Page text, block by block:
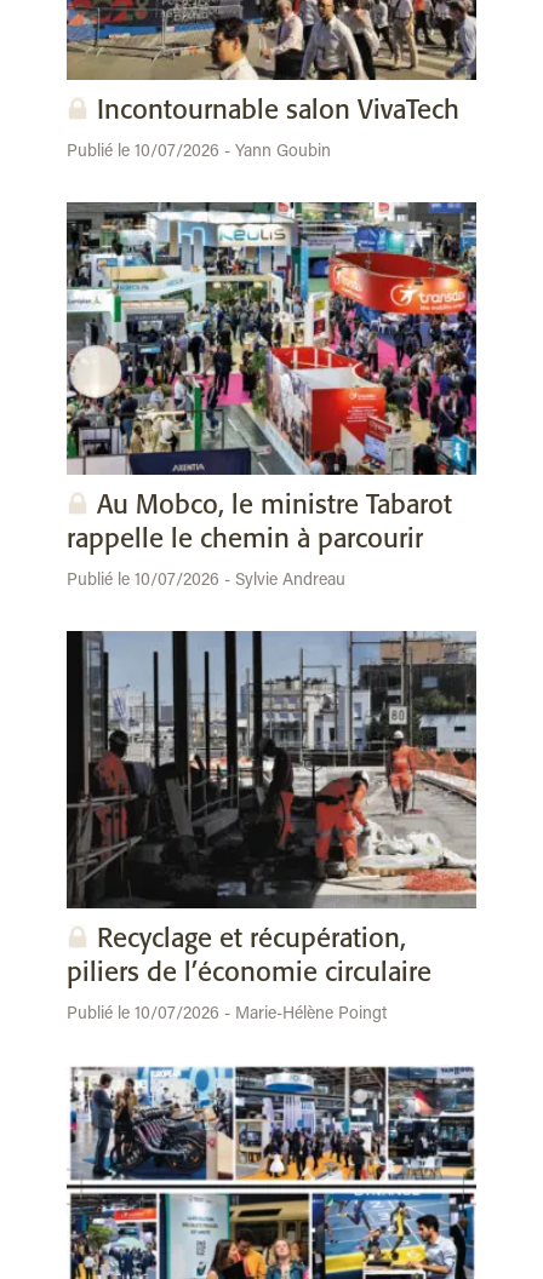
Incontournable salon VivaTech
Publié le 10/07/2026 - Yann Goubin
Au Mobco, le ministre Tabarot
rappelle le chemin à parcourir
Publié le 10/07/2026 - Sylvie Andreau
Recyclage et récupération,
piliers de l’économie circulaire
Publié le 10/07/2026 - Marie-Hélène Poingt